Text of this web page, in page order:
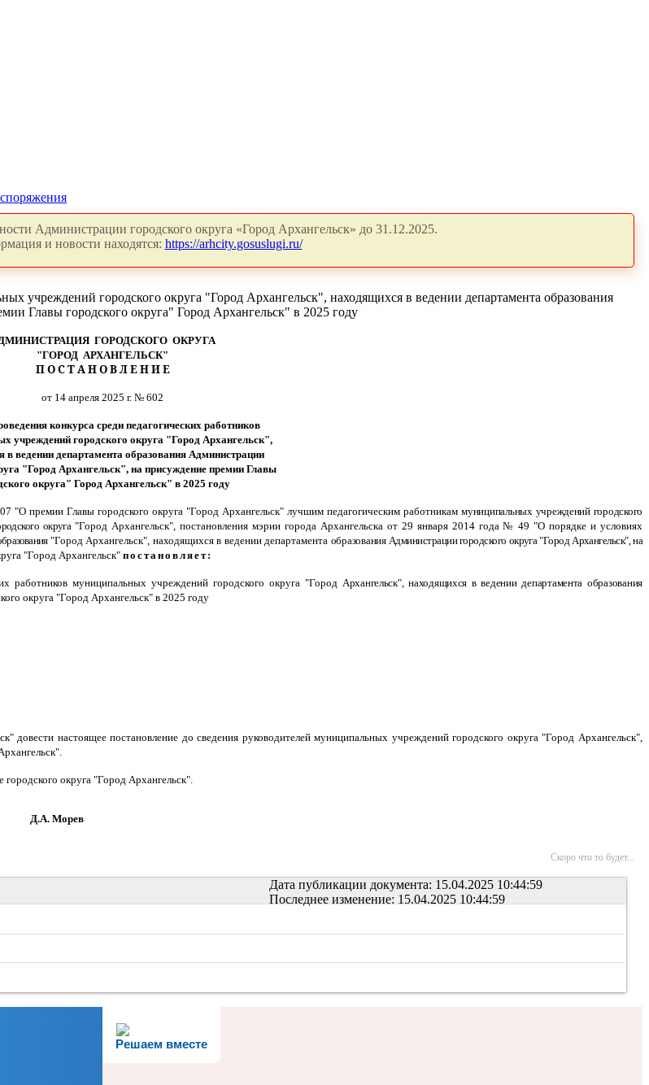
Администрации городского округа «Город Архангельск» до 31.12.2025.
и новости находятся: https://arhcity.gosuslugi.ru/
учреждений городского округа "Город Архангельск", находящихся в ведении департамента образования
Главы городского округа" Город Архангельск" в 2025 году
ГОРОДСКОГО ОКРУГА
"ГОРОД АРХАНГЕЛЬСК"
П О С Т А Н О В Л Е Н И Е
от 14 апреля 2025 г. № 602
конкурса среди педагогических работников
учреждений городского округа "Город Архангельск",
в ведении департамента образования Администрации
"Город Архангельск", на присуждение премии Главы
округа" Город Архангельск" в 2025 году
"О премии Главы городского округа "Город Архангельск" лучшим педагогическим работникаммуниципальных учреждений городского
округа"Город Архангельск", постановления мэрии города Архангельска от 29 января 2014 года № 49 "О порядке и условиях
"Город Архангельск", находящихся в ведении департамента образования Администрации городского округа "Город Архангельск", на
"Город Архангельск"постановляет:
муниципальных учреждений городского округа "Город Архангельск", находящихся в ведении департамента образования
округа "Город Архангельск" в 2025 году
довести настоящее постановление до сведения руководителей муниципальных учреждений городского округа "Город Архангельск",
округа "Город Архангельск".
Скоро что то будет...
Дата публикации документа: 15.04.2025 10:44:59
Последнее изменение: 15.04.2025 10:44:59
Решаем вместе